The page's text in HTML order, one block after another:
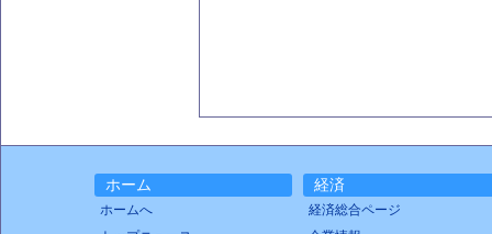
ホーム
ホームへ
経済
経済総合ページ